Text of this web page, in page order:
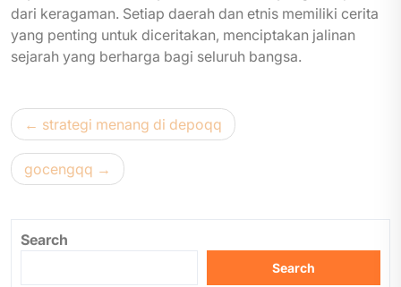
dari keragaman. Setiap daerah dan etnis memiliki cerita
yang penting untuk diceritakan, menciptakan jalinan
sejarah yang berharga bagi seluruh bangsa.
Post
navigation
strategi menang di depoqq
gocengqq
Search
Search